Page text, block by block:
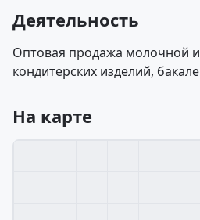
Деятельность
Оптовая продажа молочной
кондитерских изделий,
На карте